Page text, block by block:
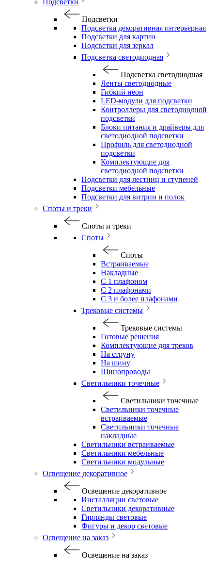
Подсветки
Подсветки
Подсветка декоративная интерьерная
Подсветки для картин
Подсветки для зеркал
Подсветка светодиодная
Подсветка светодиодная
Ленты светодиодные
Гибкий неон
LED-модули для подсветки
Контроллеры для светодиодной
подсветки
Блоки питания и драйверы для
светодиодной подсветки
Профиль для светодиодной
подсветки
Комплектующие для
светодиодной подсветки
Подсветки для лестниц и ступеней
Подсветки мебельные
Подсветки для витрин и полок
Споты и треки
Споты и треки
Споты
Споты
Встраиваемые
Накладные
С 1 плафоном
С 2 плафонами
С 3 и более плафонами
Трековые системы
Трековые системы
Готовые решения
Комплектующие для треков
На струну
На шину
Шинопроводы
Светильники точечные
Светильники точечные
Светильники точечные
встраиваемые
Светильники точечные
накладные
Светильники встраиваемые
Светильники мебельные
Светильники модульные
Освещение декоративное
Освещение декоративное
Инсталляции световые
Светильники декоративные
Гирлянды световые
Фигуры и декор световые
Освещение на заказ
Освещение на заказ